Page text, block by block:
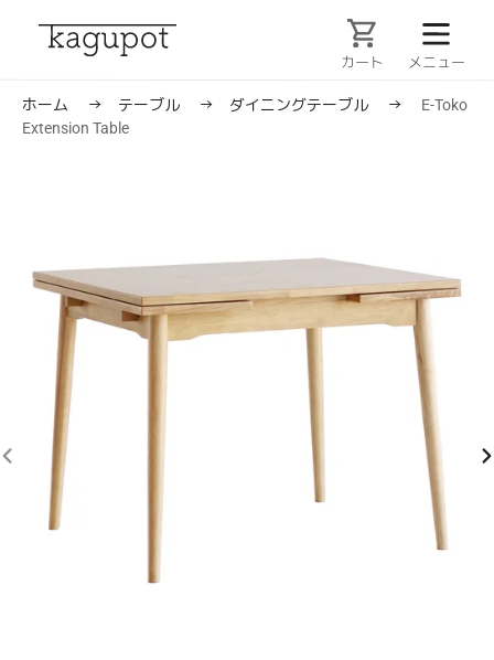
カート
ホーム → テーブル → ダイニングテーブル →
E-Toko
Extension Table